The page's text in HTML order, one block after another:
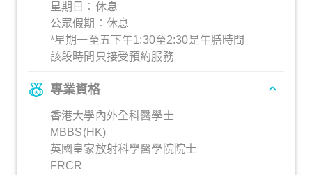
星期日︰休息
公眾假期︰休息
*星期一至五下午1:30至2:30是午膳時間
該段時間只接受預約服務
專業資格
香港大學內外全科醫學士
MBBS(HK)
英國皇家放射科學醫學院院士
FRCR